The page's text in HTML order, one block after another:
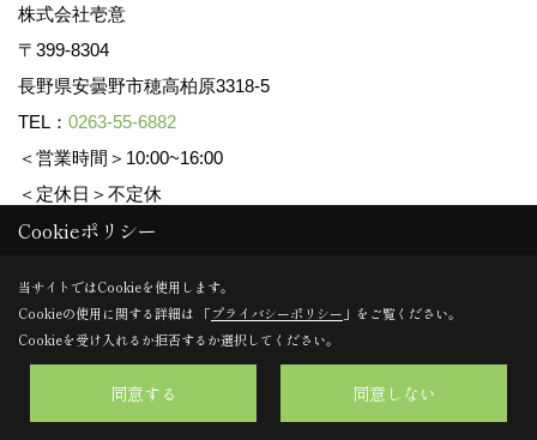
株式会社壱意
〒399-8304
長野県安曇野市穂高柏原3318-5
TEL： 0263-55-6882
＜営業時間＞10:00~16:00
＜定休日＞不定休
Copyright (c) ICHII Corp. All Rights Reserved.
Produced byゴデスクリエイト
Cookieポリシー
当サイトではCookieを使用します。
Cookieの使用に関する詳細は 「プライバシーポリシー 」をご覧ください。
Cookieを受け入れるか拒否するか選択してください。
同意する 同意しない